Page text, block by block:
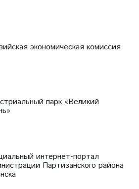
экономическая комиссия
парк «Великий
интернет-портал
Партизанского района